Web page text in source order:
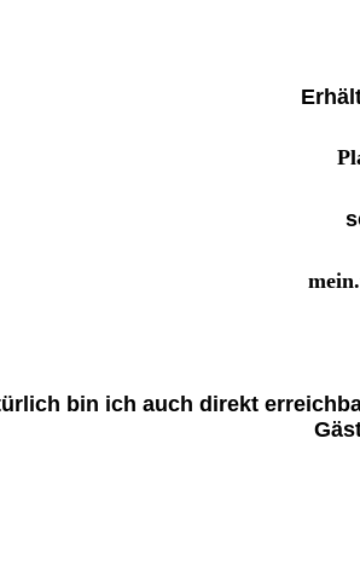
bin ich auch direkt